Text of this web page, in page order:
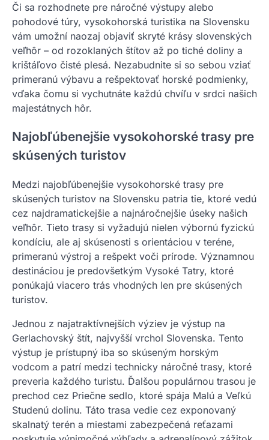
Či sa rozhodnete pre náročné výstupy alebo
pohodové túry, vysokohorská turistika na Slovensku
vám umožní naozaj objaviť skryté krásy slovenských
veľhôr – od rozoklaných štítov až po tiché doliny a
krištáľovo čisté plesá. Nezabudnite si so sebou vziať
primeranú výbavu a rešpektovať horské podmienky,
vďaka čomu si vychutnáte každú chvíľu v srdci našich
majestátnych hôr.
Najobľúbenejšie vysokohorské trasy pre
skúsených turistov
Medzi najobľúbenejšie vysokohorské trasy pre
skúsených turistov na Slovensku patria tie, ktoré vedú
cez najdramatickejšie a najnáročnejšie úseky našich
veľhôr. Tieto trasy si vyžadujú nielen výbornú fyzickú
kondíciu, ale aj skúsenosti s orientáciou v teréne,
primeranú výstroj a rešpekt voči prírode. Významnou
destináciou je predovšetkým Vysoké Tatry, ktoré
ponúkajú viacero trás vhodných len pre skúsených
turistov.
Jednou z najatraktívnejších výziev je výstup na
Gerlachovský štít, najvyšší vrchol Slovenska. Tento
výstup je prístupný iba so skúseným horským
vodcom a patrí medzi technicky náročné trasy, ktoré
preveria každého turistu. Ďalšou populárnou trasou je
prechod cez Priečne sedlo, ktoré spája Malú a Veľkú
Studenú dolinu. Táto trasa vedie cez exponovaný
skalnatý terén a miestami zabezpečená reťazami